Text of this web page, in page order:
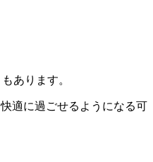
あります。
快適に過ごせるようになる可